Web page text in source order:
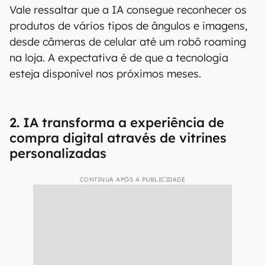
Vale ressaltar que a IA consegue reconhecer os
produtos de vários tipos de ângulos e imagens,
desde câmeras de celular até um robô roaming
na loja. A expectativa é de que a tecnologia
esteja disponível nos próximos meses.
2. IA transforma a experiência de
compra digital através de vitrines
personalizadas
CONTINUA APÓS A PUBLICIDADE